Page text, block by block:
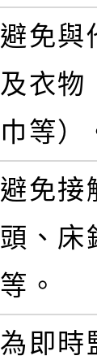
避免與
及衣物
巾等）
避免接
頭、床
等。
為即時